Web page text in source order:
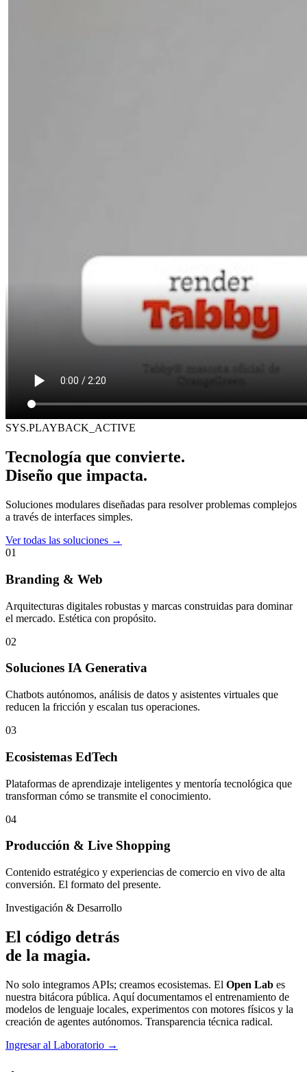
SYS.PLAYBACK_ACTIVE
Tecnología que convierte.
Diseño que impacta.
Soluciones modulares diseñadas para resolver problemas complejos
a través de interfaces simples.
Ver todas las soluciones →
01
Branding & Web
Arquitecturas digitales robustas y marcas construidas para dominar
el mercado. Estética con propósito.
02
Soluciones IA Generativa
Chatbots autónomos, análisis de datos y asistentes virtuales que
reducen la fricción y escalan tus operaciones.
03
Ecosistemas EdTech
Plataformas de aprendizaje inteligentes y mentoría tecnológica que
transforman cómo se transmite el conocimiento.
04
Producción & Live Shopping
Contenido estratégico y experiencias de comercio en vivo de alta
conversión. El formato del presente.
Investigación & Desarrollo
El código detrás
de la magia.
No solo integramos APIs; creamos ecosistemas. El Open Lab es
nuestra bitácora pública. Aquí documentamos el entrenamiento de
modelos de lenguaje locales, experimentos con motores físicos y la
creación de agentes autónomos. Transparencia técnica radical.
Ingresar al Laboratorio →